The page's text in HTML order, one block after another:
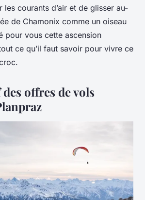
les courants d’air et de glisser au-
de Chamonix comme un oiseau
pour vous cette ascension
ce qu’il faut savoir pour vivre ce
offres de vols